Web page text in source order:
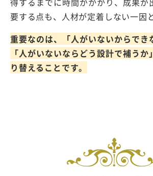
要する点も、人材が定着しない一因
重要なのは、「人がいないからでき
「人がいないならどう設計で補う
り替えることです。